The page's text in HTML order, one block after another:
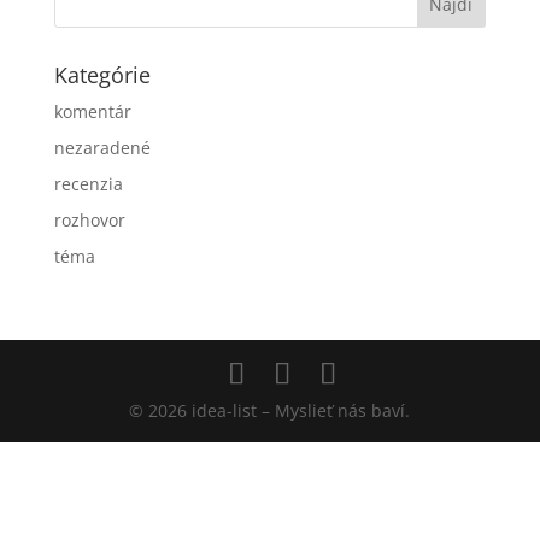
Kategórie
komentár
nezaradené
recenzia
rozhovor
téma
© 2026 idea-list – Myslieť nás baví.